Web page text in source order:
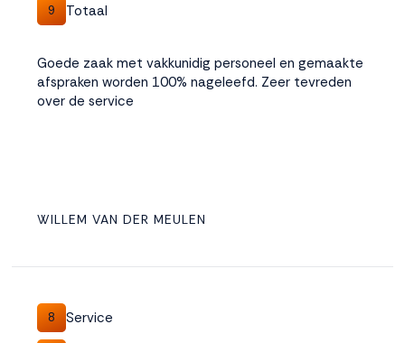
9 Totaal
Goede zaak met vakkunidig personeel en gemaakte
afspraken worden 100% nageleefd. Zeer tevreden
over de service
WILLEM VAN DER MEULEN
8 Service